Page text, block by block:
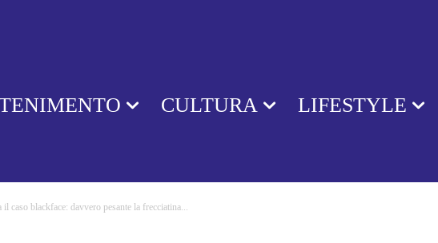
CULTURA LIFESTYLE
il caso blackface: davvero pesante la frecciatina...